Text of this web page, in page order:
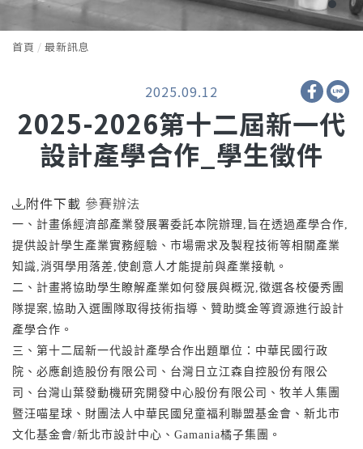
首頁 最新訊息
2025.09.12
2025-2026第十二屆新一代
設計產學合作_學生徵件
附件下載 參賽辦法
一、計畫係經濟部產業發展署委託本院辦理,旨在透過產學合作,
提供設計學生產業實務經驗、市場需求及製程技術等相關產業
知識,消弭學用落差,使創意人才能提前與產業接軌。
二、計畫將協助學生瞭解產業如何發展與概況,徵選各校優秀團
隊提案,協助入選團隊取得技術指導、贊助獎金等資源進行設計
產學合作。
三、第十二屆新一代設計產學合作出題單位：中華民國行政
院、必應創造股份有限公司、台灣日立江森自控股份有限公
司、台灣山葉發動機研究開發中心股份有限公司、牧羊人集團
暨汪喵星球、財團法人中華民國兒童福利聯盟基金會、新北市
文化基金會/新北市設計中心、Gamania橘子集團。